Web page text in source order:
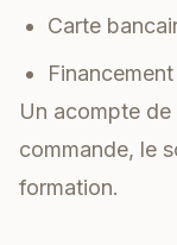
Carte
Un acompte
commande, le
formation.